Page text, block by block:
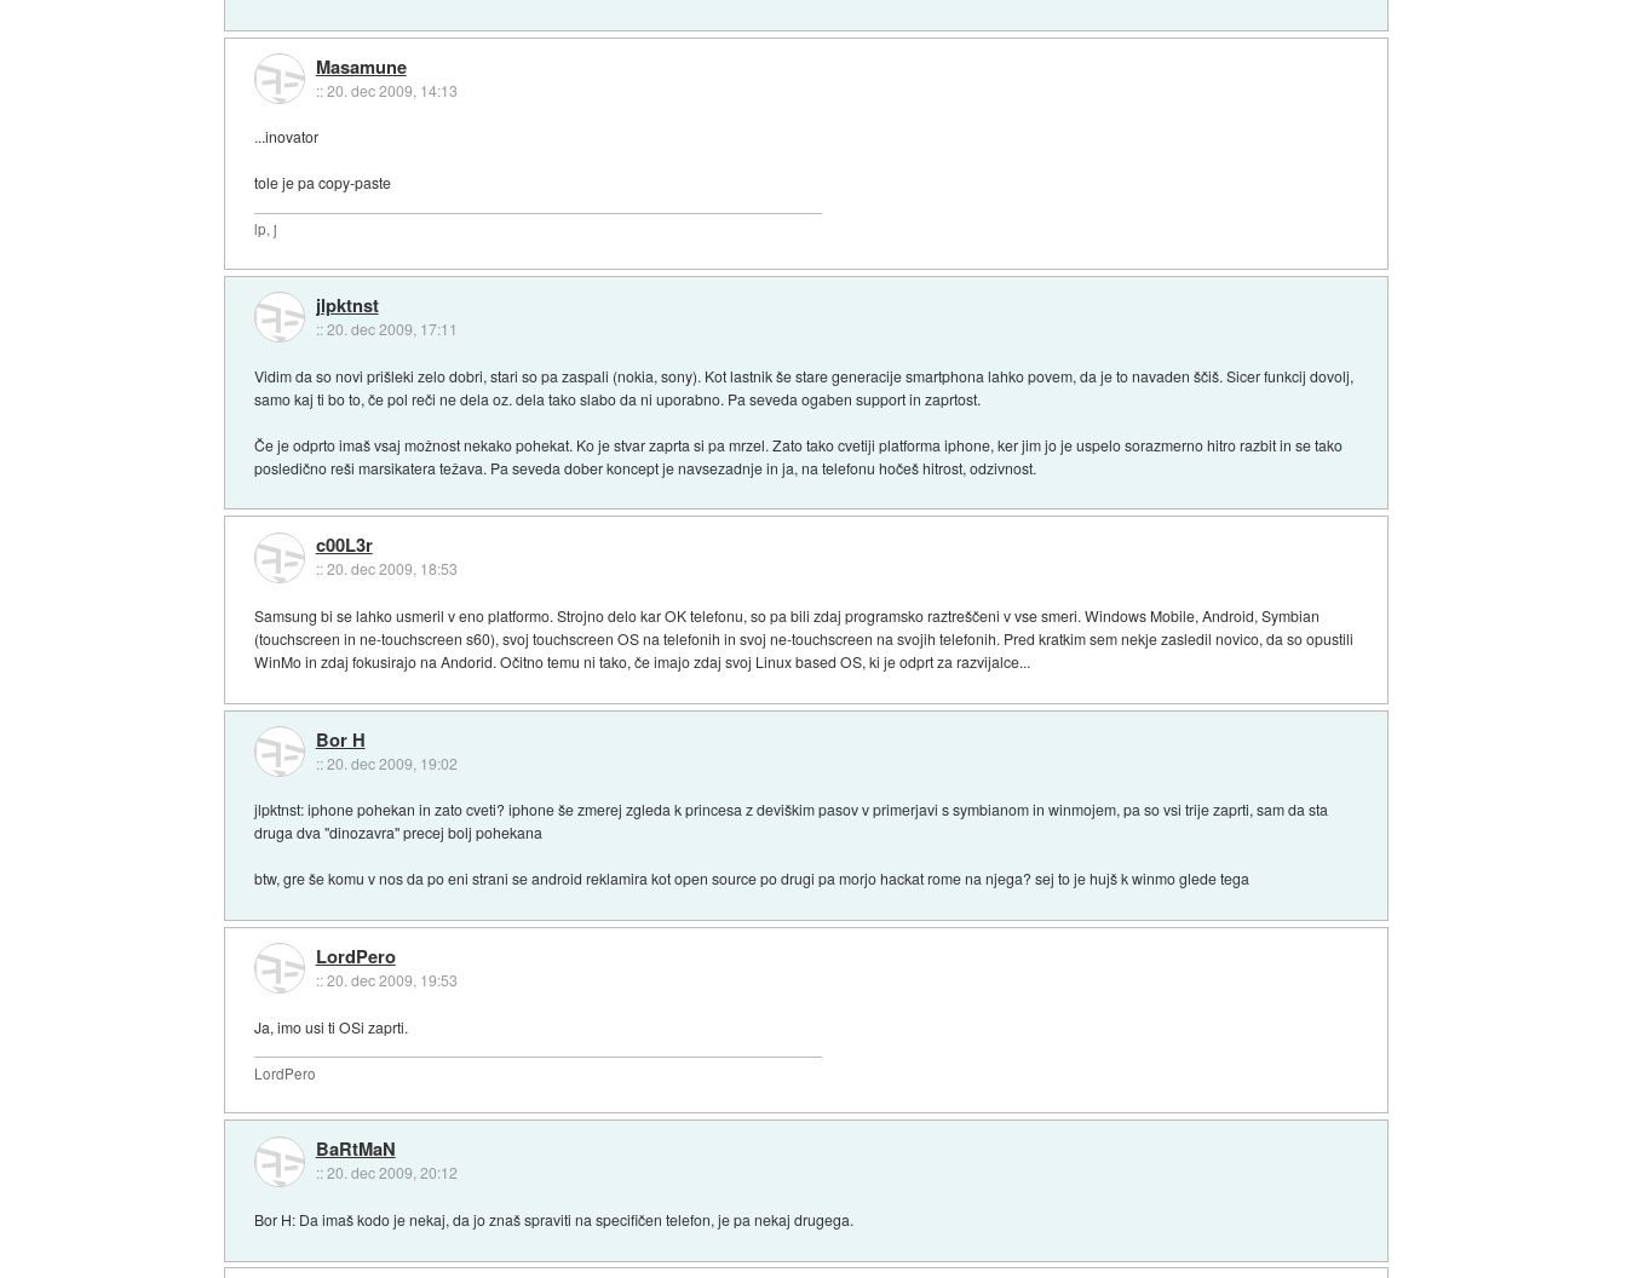
Masamune
::20. dec 2009, 14:13
...inovator
tole je pa copy-paste
lp, j
jlpktnst
::20. dec 2009, 17:11
Vidim da so novi prišleki zelo dobri, stari so pa zaspali (nokia, sony). Kot lastnik še stare generacije smartphona lahko povem, da je to navaden ščiš. Sicer funkcij dovolj,
samo kaj ti bo to, če pol reči ne dela oz. dela tako slabo da ni uporabno. Pa seveda ogaben support in zaprtost.
Če je odprto imaš vsaj možnost nekako pohekat. Ko je stvar zaprta si pa mrzel. Zato tako cvetiji platforma iphone, ker jim jo je uspelo sorazmerno hitro razbit in se tako
posledično reši marsikatera težava. Pa seveda dober koncept je navsezadnje in ja, na telefonu hočeš hitrost, odzivnost.
c00L3r
::20. dec 2009, 18:53
Samsung bi se lahko usmeril v eno platformo. Strojno delo kar OK telefonu, so pa bili zdaj programsko raztreščeni v vse smeri. Windows Mobile, Android, Symbian
(touchscreen in ne-touchscreen s60), svoj touchscreen OS na telefonih in svoj ne-touchscreen na svojih telefonih. Pred kratkim sem nekje zasledil novico, da so opustili
WinMo in zdaj fokusirajo na Andorid. Očitno temu ni tako, če imajo zdaj svoj Linux based OS, ki je odprt za razvijalce...
Bor H
::20. dec 2009, 19:02
jlpktnst: iphone pohekan in zato cveti? iphone še zmerej zgleda k princesa z deviškim pasov v primerjavi s symbianom in winmojem, pa so vsi trije zaprti, sam da sta
druga dva "dinozavra" precej bolj pohekana
btw, gre še komu v nos da po eni strani se android reklamira kot open source po drugi pa morjo hackat rome na njega? sej to je hujš k winmo glede tega
LordPero
::20. dec 2009, 19:53
Ja, imo usi ti OSi zaprti.
LordPero
BaRtMaN
::20. dec 2009, 20:12
Bor H: Da imaš kodo je nekaj, da jo znaš spraviti na specifičen telefon, je pa nekaj drugega.